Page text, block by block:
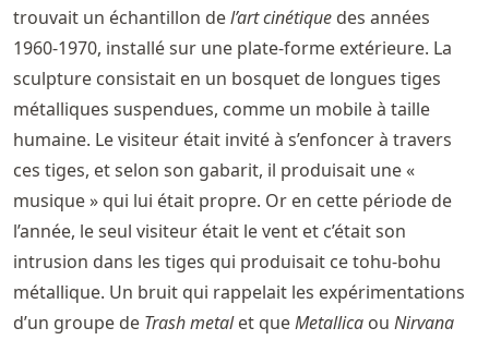
trouvait un échantillon del’art cinétique des années
1960-1970, installé sur une plate-forme extérieure. La
sculpture consistait en un bosquet de longues tiges
métalliques suspendues, comme un mobile à taille
humaine. Le visiteur était invité à s’enfoncer à travers
ces tiges, et selon son gabarit, il produisait une «
musique » qui lui était propre. Or en cette période de
l’année, le seul visiteur était le vent et c’était son
intrusion dans les tiges qui produisait ce tohu-bohu
métallique. Un bruit qui rappelait les expérimentations
d’un groupe de Trash metalet queMetallica ou Nirvana